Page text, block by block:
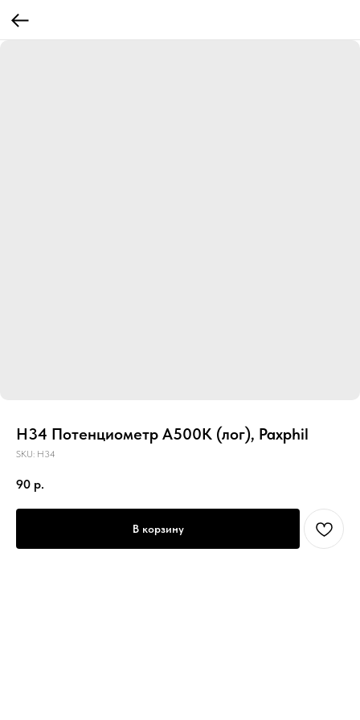
H34 Потенциометр A500K (лог), Paxphil
SKU: H34
90 р.
В корзину